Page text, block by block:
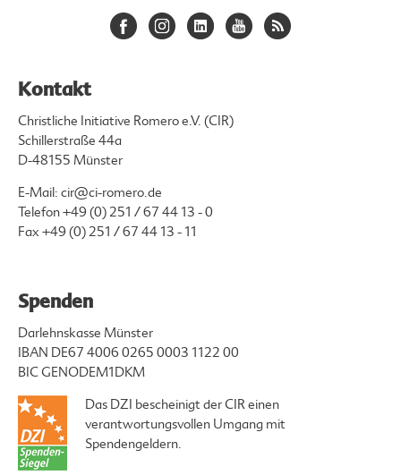
Kontakt
Christliche Initiative Romero e.V. (CIR)
Schillerstraße 44a
D-48155 Münster
E-Mail: cir@ci-romero.de
Telefon+49 (0) 251 / 67 44 13 - 0
Fax +49 (0) 251 / 67 44 13 - 11
Spenden
Darlehnskasse Münster
IBAN DE67 4006 0265 0003 1122 00
BIC GENODEM1DKM
Das DZI bescheinigt der CIR einen
verantwortungsvollen Umgang mit
Spendengeldern.